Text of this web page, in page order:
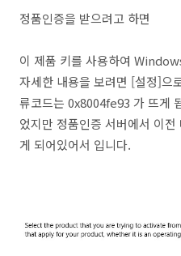
정품인증을 받으려고 하면
이 제품 키를 사용하여
자세한 내용을 보려면 [설정]으
류코드는 0x8004fe93 가 뜨게
었지만 정품인증 서버에서 이
게 되어있어서 입니다.